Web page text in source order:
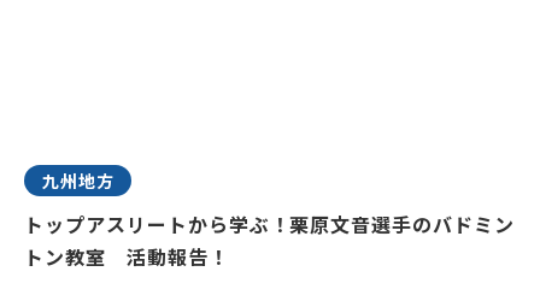
九州地方
トップアスリートから学ぶ！栗原文音選手のバドミン
トン教室 活動報告！